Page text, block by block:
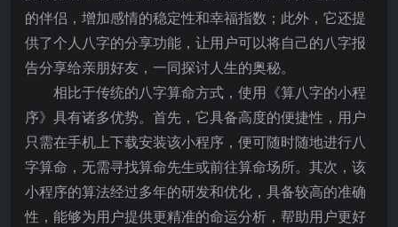
的伴侣，增加感情的稳定性和幸福指数；此外，它还提
供了个人八字的分享功能，让用户可以将自己的八字报
告分享给亲朋好友，一同探讨人生的奥秘。
相比于传统的八字算命方式，使用《算八字的小程
序》具有诸多优势。首先，它具备高度的便捷性，用户
只需在手机上下载安装该小程序，便可随时随地进行八
字算命，无需寻找算命先生或前往算命场所。其次，该
小程序的算法经过多年的研发和优化，具备较高的准确
性，能够为用户提供更精准的命运分析，帮助用户更好